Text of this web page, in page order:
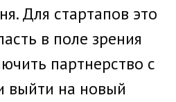
Для стартапов это
в поле зрения
партнерство с
выйти на новый